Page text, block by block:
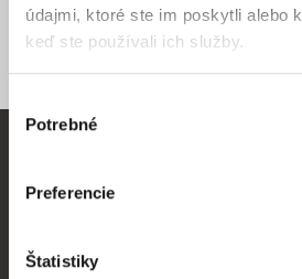
údajmi, ktoré ste im poskytli alebo
keď ste používali ich služby.
súhlasu
Potrebné
Preferencie
Štatistiky